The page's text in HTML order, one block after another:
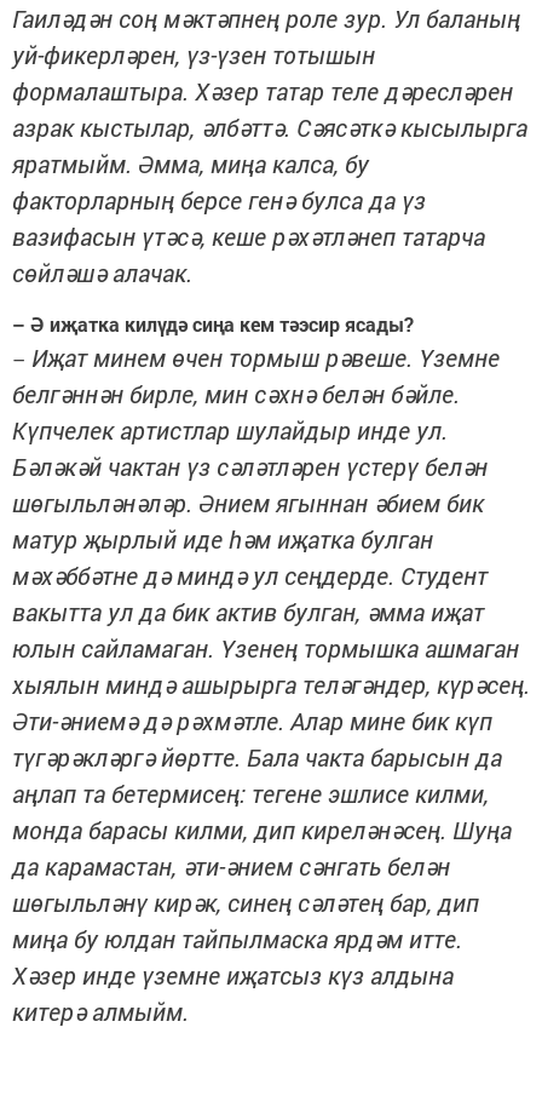
Гаиләдән соң мәктәпнең роле зур. Ул баланың
уй-фикерләрен, үз-үзен тотышын
формалаштыра. Хәзер татар теле дәресләрен
азрак кыстылар, әлбәттә. Сәясәткә кысылырга
яратмыйм. Әмма, миңа калса, бу
факторларның берсе генә булса да үз
вазифасын үтәсә, кеше рәхәтләнеп татарча
сөйләшә алачак.
– Ә иҗатка килүдә сиңа кем тәэсир ясады?
– Иҗат минем өчен тормыш рәвеше. Үземне
белгәннән бирле, мин сәхнә белән бәйле.
Күпчелек артистлар шулайдыр инде ул.
Бәләкәй чактан үз сәләтләрен үстерү белән
шөгыльләнәләр. Әнием ягыннан әбием бик
матур җырлый иде һәм иҗатка булган
мәхәббәтне дә миндә ул сеңдерде. Студент
вакытта ул да бик актив булган, әмма иҗат
юлын сайламаган. Үзенең тормышка ашмаган
хыялын миндә ашырырга теләгәндер, күрәсең.
Әти-әниемә дә рәхмәтле. Алар мине бик күп
түгәрәкләргә йөртте. Бала чакта барысын да
аңлап та бетермисең: тегене эшлисе килми,
монда барасы килми, дип киреләнәсең. Шуңа
да карамастан, әти-әнием сәнгать белән
шөгыльләнү кирәк, синең сәләтең бар, дип
миңа бу юлдан тайпылмаска ярдәм итте.
Хәзер инде үземне иҗатсыз күз алдына
китерә алмыйм.